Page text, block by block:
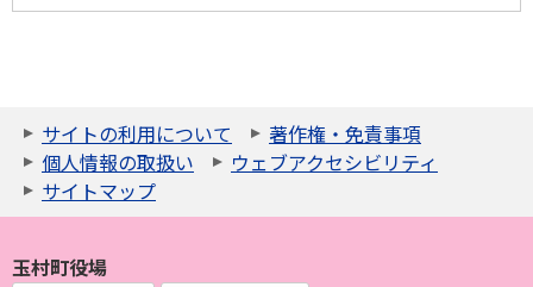
サイトの利用について
著作権・免責事項
個人情報の取扱い
ウェブアクセシビリティ
サイトマップ
玉村町役場